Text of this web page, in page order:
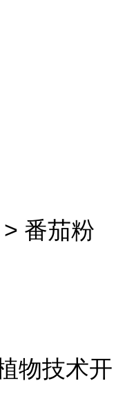
> 番茄粉
物技术开